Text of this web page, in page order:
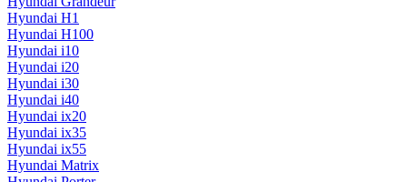
Hyundai H1
Hyundai H100
Hyundai i10
Hyundai i20
Hyundai i30
Hyundai i40
Hyundai ix20
Hyundai ix35
Hyundai ix55
Hyundai Matrix